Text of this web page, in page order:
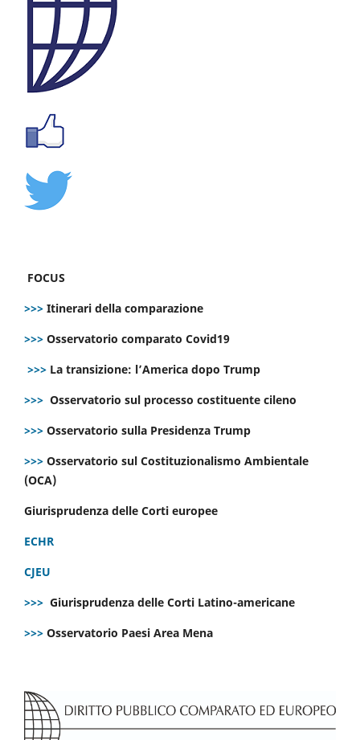
FOCUS
>>> Itinerari della comparazione
>>> Osservatorio comparato Covid19
>>> La transizione: l’America dopo Trump
>>> Osservatorio sul processo costituente cileno
>>> Osservatorio sulla Presidenza Trump
>>> Osservatorio sul Costituzionalismo Ambientale
(OCA)
Giurisprudenza delle Corti europee
ECHR
CJEU
>>> Giurisprudenza delle Corti Latino-americane
>>> Osservatorio Paesi Area Mena